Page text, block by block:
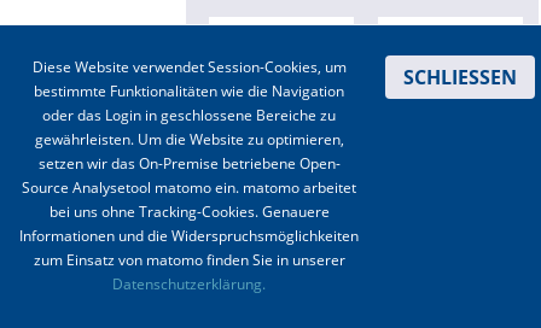
Stellenmarkt
Kongresskalender
Impressum Datenschutz
Diese Website verwendet Session-Cookies, um
bestimmte Funktionalitäten wie die Navigation
oder das Login in geschlossene Bereiche zu
gewährleisten. Um die Website zu optimieren,
setzen wir das On-Premise betriebene Open-
Source Analysetool matomo ein. matomo arbeitet
bei uns ohne Tracking-Cookies. Genauere
Informationen und die Widerspruchsmöglichkeiten
zum Einsatz von matomo finden Sie in unserer
Datenschutzerklärung.
SCHLIESSEN